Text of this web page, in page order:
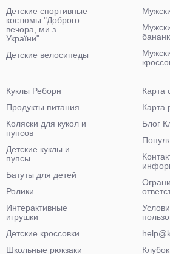
Детские спортивные
костюмы "Доброго
вечора, ми з
України"
Детские велосипеды
Куклы Реборн
Продукты питания
Коляски для кукол и
пупсов
Детские куклы и
пупсы
Батуты для детей
Ролики
Интерактивные
игрушки
Детские кроссовки
Школьные рюкзаки
Карта
Карта
Блог